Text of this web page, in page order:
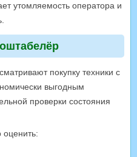
утомляемость оператора и
покупку техники с
выгодным
проверки состояния
оценить: